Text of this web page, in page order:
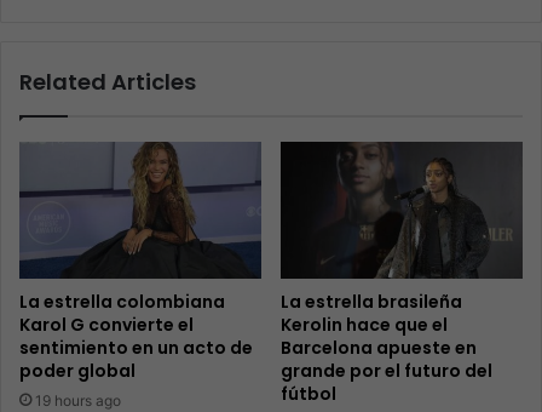
Related Articles
La estrella colombiana
Karol G convierte el
sentimiento en un acto de
poder global
19 hours ago
La estrella brasileña
Kerolin hace que el
Barcelona apueste en
grande por el futuro del
fútbol